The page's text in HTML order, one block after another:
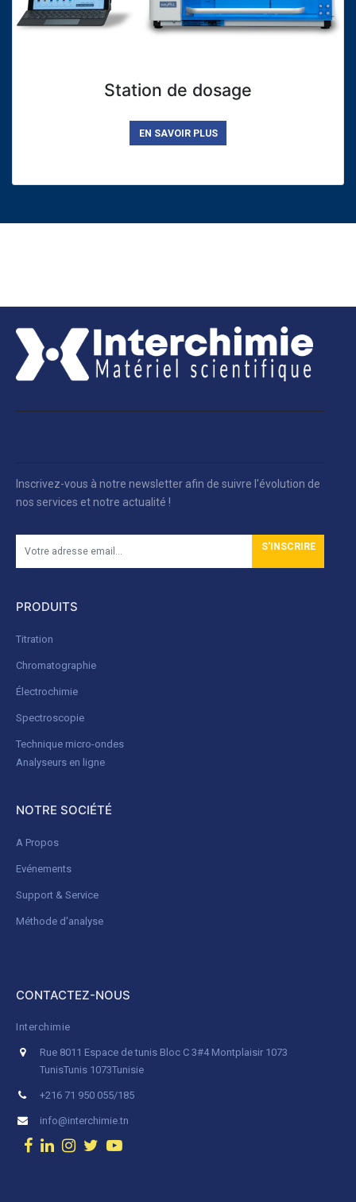
Station de dosage
EN SAVOIR PLUS
Inscrivez-vous à notre newsletter afin de suivre l'évolution de
nos services et notre actualité !
S'INSCRIRE
PRODUITS
Titration
Chromatographie
Électrochimie
Spectroscopie
Technique micro-ondes
Analyseurs en ligne
NOTRE SOCIÉTÉ
A Propos
Evénements
Support & Service
Méthode d'analyse
CONTACTEZ-NOUS
Interchimie
Rue 8011 Espace de tunis Bloc C 3#4 Montplaisir 1073
TunisTunis 1073Tunisie
+216 71 950 055/185
info@interchimie.tn